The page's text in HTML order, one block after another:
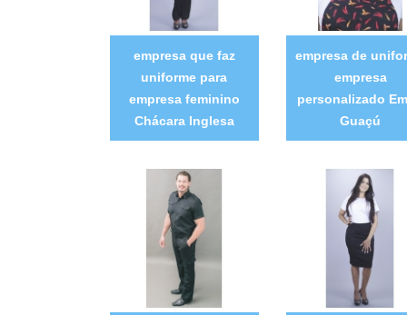
empresa que faz
uniforme para
empresa feminino
Chácara Inglesa
empresa de
empresa
personalizado
Guaçú